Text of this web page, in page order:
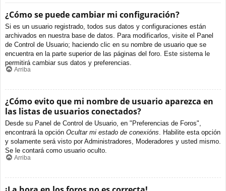
¿Cómo se puede cambiar mi configuración?
Si es un usuario registrado, todos sus datos y configuraciones están
archivados en nuestra base de datos. Para modificarlos, visite el Panel
de Control de Usuario; haciendo clic en su nombre de usuario que se
encuentra en la parte superior de las páginas del foro. Este sistema le
permitirá cambiar sus datos y preferencias.
Arriba
¿Cómo evito que mi nombre de usuario aparezca en
las listas de usuarios conectados?
Desde su Panel de Control de Usuario, en "Preferencias de Foros",
encontrará la opción Ocultar mi estado de conexións. Habilite esta opción
y solamente será visto por Administradores, Moderadores y usted mismo.
Se le contará como usuario oculto.
Arriba